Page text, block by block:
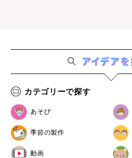
カテゴリーで探す
あそび
季節の製作
動画